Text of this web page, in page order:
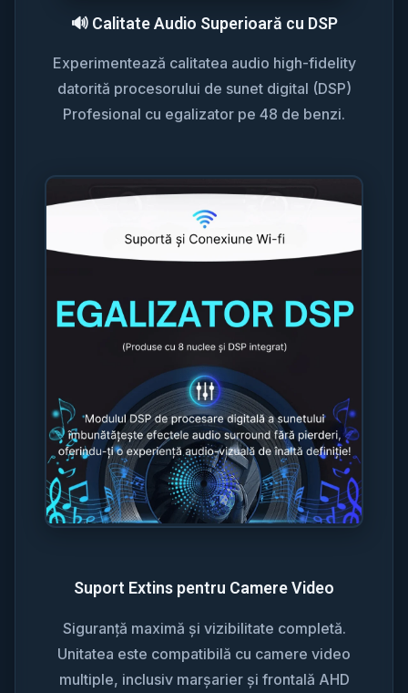
🔊 Calitate Audio Superioară cu DSP
Experimentează calitatea audio high-fidelity
datorită procesorului de sunet digital (DSP)
Profesional cu egalizator pe 48 de benzi.
Suport Extins pentru Camere Video
Siguranță maximă și vizibilitate completă.
Unitatea este compatibilă cu camere video
multiple, inclusiv marșarier și frontală AHD